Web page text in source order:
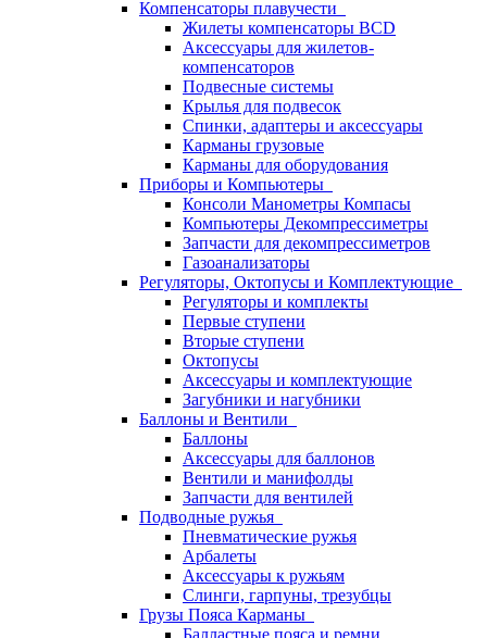
Компенсаторы плавучести
Жилеты компенсаторы BCD
Аксессуары для жилетов-
компенсаторов
Подвесные системы
Крылья для подвесок
Спинки, адаптеры и аксессуары
Карманы грузовые
Карманы для оборудования
Приборы и Компьютеры
Консоли Манометры Компасы
Компьютеры Декомпрессиметры
Запчасти для декомпрессиметров
Газоанализаторы
Регуляторы, Октопусы и Комплектующие
Регуляторы и комплекты
Первые ступени
Вторые ступени
Октопусы
Аксессуары и комплектующие
Загубники и нагубники
Баллоны и Вентили
Баллоны
Аксессуары для баллонов
Вентили и манифолды
Запчасти для вентилей
Подводные ружья
Пневматические ружья
Арбалеты
Аксессуары к ружьям
Слинги, гарпуны, трезубцы
Грузы Пояса Карманы
Балластные пояса и ремни